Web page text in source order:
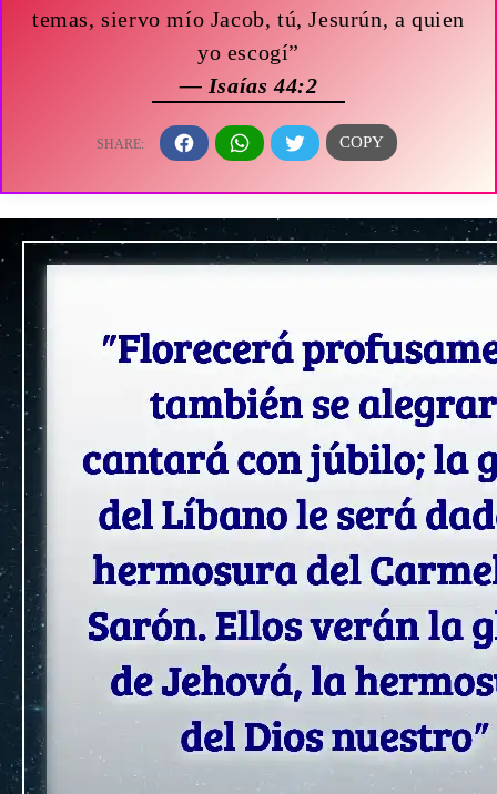
temas, siervo mío Jacob, tú, Jesurún, a quien
yo escogí”
— Isaías 44:2